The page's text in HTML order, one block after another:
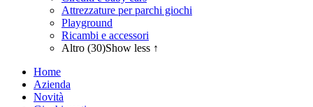
Attrezzature per parchi giochi
Playground
Ricambi e accessori
Altro (30)Show less ↑
Home
Azienda
Novità